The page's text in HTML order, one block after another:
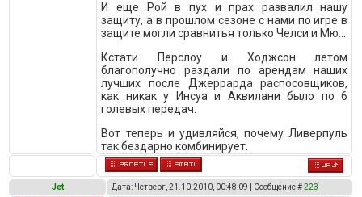
И еще Рой в пух и прах развалил нашу
защиту, а в прошлом сезоне с нами по игре в
защите могли сравнитья только Челси и Мю...
Кстати Перслоу и Ходжсон летом
благополучно раздали по арендам наших
лучших после Джеррарда распосовщиков,
как никак у Инсуа и Аквилани было по 6
голевых передач.
Вот теперь и удивляйся, почему Ливерпуль
так бездарно комбинирует.
Jet Дата: Четверг, 21.10.2010, 00:48:09 | Сообщение #223